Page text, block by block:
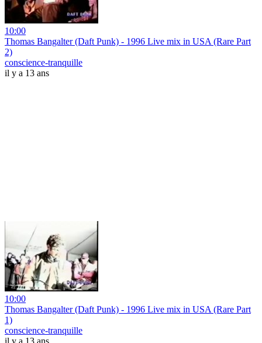
10:00
Thomas Bangalter (Daft Punk) - 1996 Live mix in USA (Rare Part
2)
conscience-tranquille
il y a 13 ans
10:00
Thomas Bangalter (Daft Punk) - 1996 Live mix in USA (Rare Part
1)
conscience-tranquille